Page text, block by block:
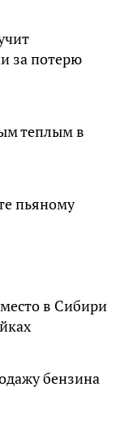
за потерю
теплым в
пьяному
в Сибири
бензина